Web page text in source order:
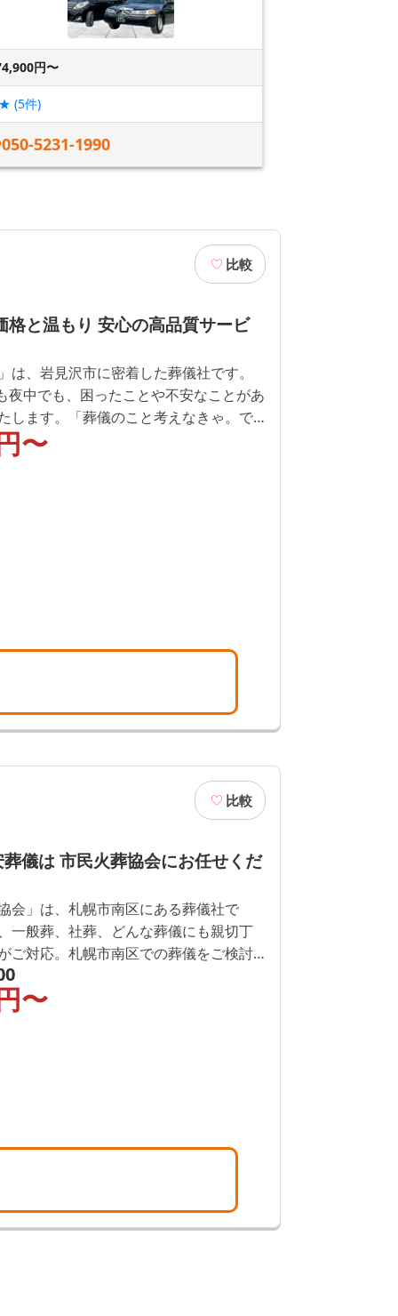
円〜
(5件)
050-5231-1990
比較
と温もり 安心の高品質サービ
は、岩見沢市に密着した葬儀社です。
夜中でも、困ったことや不安なことがあ
します。「葬儀のこと考えなきゃ。で
分からない……」そんな時はまず「セレ
合せください。
〜
比較
儀は 市民火葬協会にお任せくだ
会」は、札幌市南区にある葬儀社で
一般葬、社葬、どんな葬儀にも親切丁
ご対応。札幌市南区での葬儀をご検討
せください。
〜